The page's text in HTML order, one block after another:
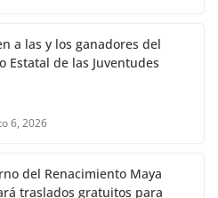
a las y los ganadores del
Estatal de las Juventudes
6, 2026
del Renacimiento Maya
traslados gratuitos para